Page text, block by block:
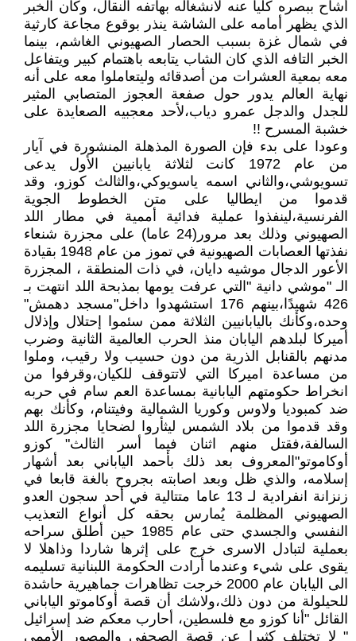
أشاح ببصره كليا عنه لانشغاله بهاتفه النقال، وكان الخبر
الذي يظهر أمامه على الشاشة ينذر بوقوع مجاعة كارثية
في شمال غزة بسبب الحصار الصهيوني الغاشم، بينما
الخبر التافه الذي كان الشاب يتابعه باهتمام كبير ويتفاعل
معه بمعية العشرات من أصدقائه وليتعاملوا معه على أنه
نهاية العالم يدور حول صفعة العجوز المتصابي المثير
للجدل والدجل عمرو دياب،لأحد معجبيه الصعايدة على
خشبة المسرح !!
وعودا على بدء فإن الصورة المذهلة المنشورة في آيار
من عام 1972 كانت لثلاثة يابانيين الأول يدعى
تسويوشي،والثاني اسمه ياسويوكي،والثالث كوزو، وقد
قدموا من ايطاليا على متن الخطوط الجوية
الفرنسية،لينفذوا عملية فدائية أممية في مطار اللد
الصهيوني وذلك بعد مرور(24 عاما) على مجزرة شنعاء
نفذتها العصابات الصهيونية في تموز من عام 1948 بقيادة
الأعور الدجال موشيه دايان، في ذات المنطقة ، المجزرة
الـ "موشي دانية "التي عرفت يومها بمذبحة اللد انتهت بـ
426 شهيدًا،بينهم 176 استشهدوا داخل"مسجد دهمش"
وحده،وكأنك باليابانيين الثلاثة ممن سئموا إحتلال وإذلال
أميركا لبلدهم اليابان منذ الحرب العالمية الثانية وضرب
مدنهم بالقنابل الذرية من دون حسيب ولا رقيب، وملوا
من مساعدة اميركا التي لاتتوقف للكيان،وقرفوا من
انخراط حكومتهم اليابانية بمساعدة العم سام في حربه
ضد كمبوديا ولاوس وكوريا الشمالية وفيتنام، وكأنك بهم
وقد قدموا من بلاد الشمس ليثأروا لضحايا مجزرة اللد
السالفة،فقتل منهم اثنان فيما أسر الثالث" كوزو
أوكاموتو"المعروف بعد ذلك بأحمد الياباني بعد أشهار
إسلامه، والذي ظل وبعد اصابته بجروح بالغة قابعا في
زنزانة انفرادية لـ 13 عاما متتالية في أحد سجون العدو
الصهيوني المظلمة يُمارس بحقه كل أنواع التعذيب
النفسي والجسدي حتى عام 1985 حين أطلق سراحه
بعملية لتبادل الاسرى خرج على إثرها شاردا وذاهلا لا
يقوى على شيء وعندما أرادت الحكومة اللبنانية تسليمه
الى اليابان عام 2000 خرجت تظاهرات جماهيرية حاشدة
للحيلولة من دون ذلك،ولاشك أن قصة أوكاموتو الياباني
القائل "أنا كوزو مع فلسطين، أحارب معكم ضد إسرائيل
" لا تختلف كثيرا عن قصة الصحفي والمصور الأممي